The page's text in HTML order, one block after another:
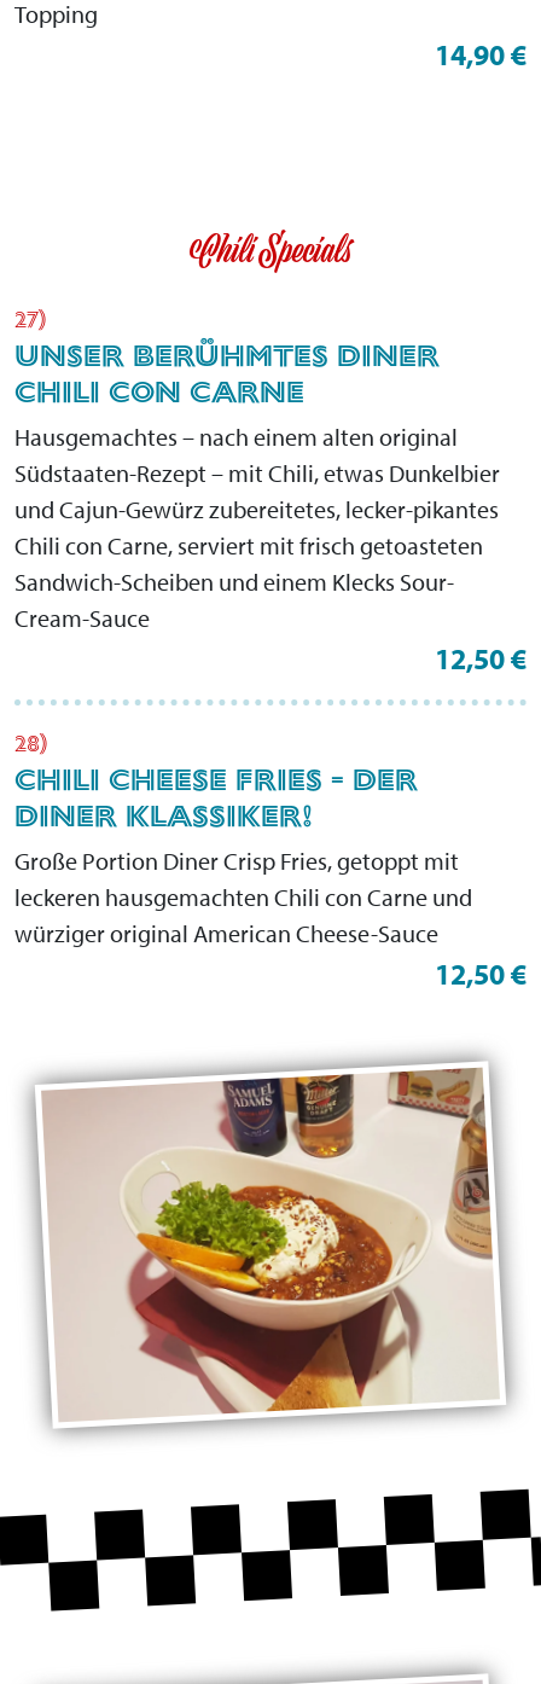
Topping
14,90 €
Chili Specials
27)
UNSER BERÜHMTES DINER
CHILI CON CARNE
Hausgemachtes – nach einem alten original
Südstaaten-Rezept – mit Chili, etwas Dunkelbier
und Cajun-Gewürz zubereitetes, lecker-pikantes
Chili con Carne, serviert mit frisch getoasteten
Sandwich-Scheiben und einem Klecks Sour-
Cream-Sauce
12,50 €
28)
CHILI CHEESE FRIES - DER
DINER KLASSIKER!
Große Portion Diner Crisp Fries, getoppt mit
leckeren hausgemachten Chili con Carne und
würziger original American Cheese-Sauce
12,50 €